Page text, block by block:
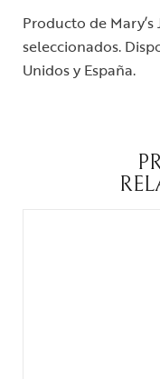
Producto de
seleccionados.
Unidos y España.